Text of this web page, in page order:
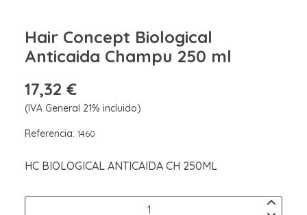
Hair Concept Biological
Anticaida Champu 250 ml
17,32 €
(IVA General 21% incluido)
Referencia: 1460
HC BIOLOGICAL ANTICAIDA CH 250ML